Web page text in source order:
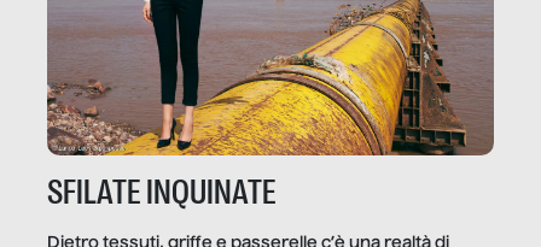
SFILATE INQUINATE
Dietro tessuti, griffe e passerelle c’è una realtà di